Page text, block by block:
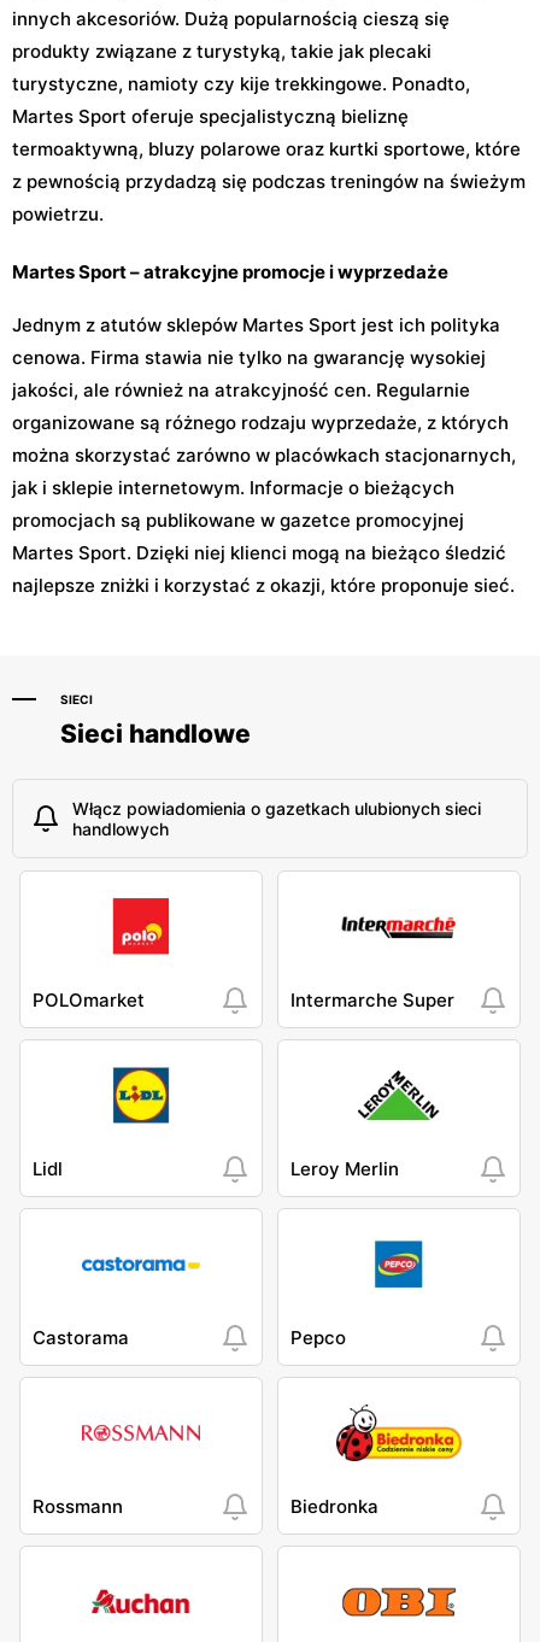
innych akcesoriów. Dużą popularnością cieszą się
produkty związane z turystyką, takie jak plecaki
turystyczne, namioty czy kije trekkingowe. Ponadto,
Martes Sport oferuje specjalistyczną bieliznę
termoaktywną, bluzy polarowe oraz kurtki sportowe, które
z pewnością przydadzą się podczas treningów na świeżym
powietrzu.
Martes Sport – atrakcyjne promocje i wyprzedaże
Jednym z atutów sklepów Martes Sport jest ich polityka
cenowa. Firma stawia nie tylko na gwarancję wysokiej
jakości, ale również na atrakcyjność cen. Regularnie
organizowane są różnego rodzaju wyprzedaże, z których
można skorzystać zarówno w placówkach stacjonarnych,
jak i sklepie internetowym. Informacje o bieżących
promocjach są publikowane w gazetce promocyjnej
Martes Sport. Dzięki niej klienci mogą na bieżąco śledzić
najlepsze zniżki i korzystać z okazji, które proponuje sieć.
SIECI
Sieci handlowe
Włącz powiadomienia o gazetkach ulubionych sieci
handlowych
POLOmarket Intermarche Super
Lidl Leroy Merlin
Castorama Pepco
Rossmann Biedronka